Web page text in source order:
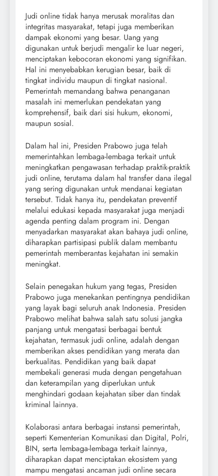
Judi online tidak hanya merusak moralitas dan
integritas masyarakat, tetapi juga memberikan
dampak ekonomi yang besar. Uang yang
digunakan untuk berjudi mengalir ke luar negeri,
menciptakan kebocoran ekonomi yang signifikan.
Hal ini menyebabkan kerugian besar, baik di
tingkat individu maupun di tingkat nasional.
Pemerintah memandang bahwa penanganan
masalah ini memerlukan pendekatan yang
komprehensif, baik dari sisi hukum, ekonomi,
maupun sosial.
Dalam hal ini, Presiden Prabowo juga telah
memerintahkan lembaga-lembaga terkait untuk
meningkatkan pengawasan terhadap praktik-praktik
judi online, terutama dalam hal transfer dana ilegal
yang sering digunakan untuk mendanai kegiatan
tersebut. Tidak hanya itu, pendekatan preventif
melalui edukasi kepada masyarakat juga menjadi
agenda penting dalam program ini. Dengan
menyadarkan masyarakat akan bahaya judi online,
diharapkan partisipasi publik dalam membantu
pemerintah memberantas kejahatan ini semakin
meningkat.
Selain penegakan hukum yang tegas, Presiden
Prabowo juga menekankan pentingnya pendidikan
yang layak bagi seluruh anak Indonesia. Presiden
Prabowo melihat bahwa salah satu solusi jangka
panjang untuk mengatasi berbagai bentuk
kejahatan, termasuk judi online, adalah dengan
memberikan akses pendidikan yang merata dan
berkualitas. Pendidikan yang baik dapat
membekali generasi muda dengan pengetahuan
dan keterampilan yang diperlukan untuk
menghindari godaan kejahatan siber dan tindak
kriminal lainnya.
Kolaborasi antara berbagai instansi pemerintah,
seperti Kementerian Komunikasi dan Digital, Polri,
BIN, serta lembaga-lembaga terkait lainnya,
diharapkan dapat menciptakan ekosistem yang
mampu mengatasi ancaman judi online secara